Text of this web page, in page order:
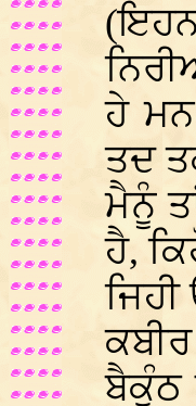
ਹੇ
ਤਦ
ਮੈਨੂੰ
ਹੈ,
ਬੈਕੁੰਠ